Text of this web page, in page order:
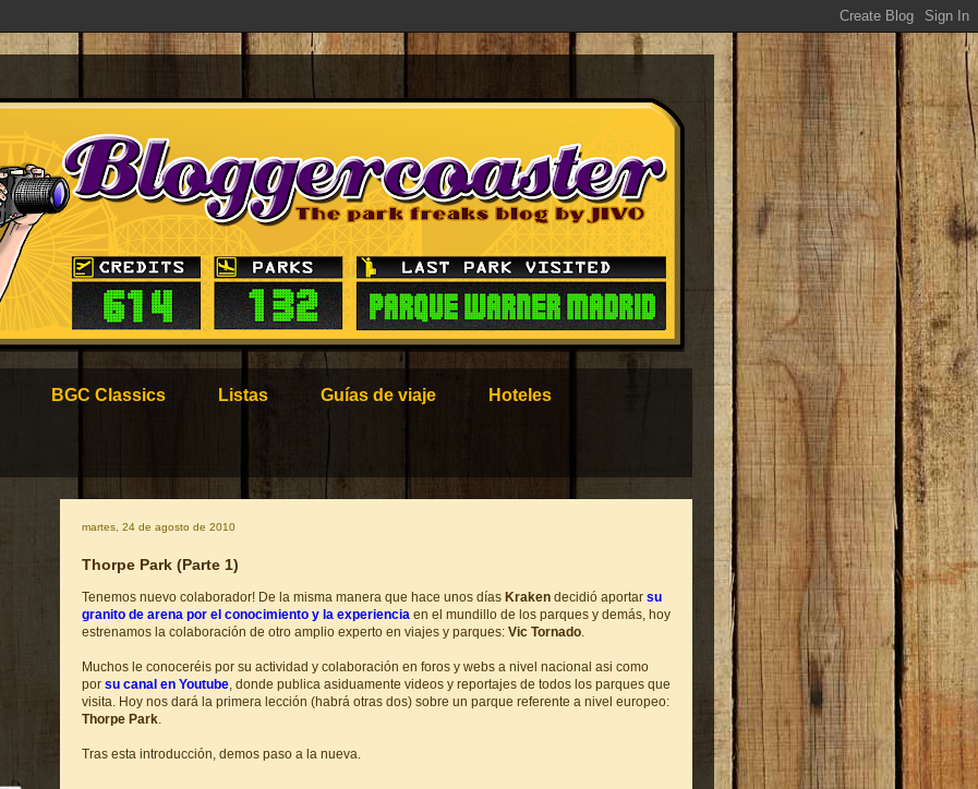
BGC Classics Listas Guías de viaje Hoteles
martes, 24 de agosto de 2010
Thorpe Park (Parte 1)
Tenemos nuevo colaborador! De la misma manera que hace unos días Kraken decidió aportar su
granito de arena por el conocimiento y la experiencia en el mundillo de los parques y demás, hoy
estrenamos la colaboración de otro amplio experto en viajes y parques: Vic Tornado.
Muchos le conoceréis por su actividad y colaboración en foros y webs a nivel nacional asi como
por su canal en Youtube, donde publica asiduamente videos y reportajes de todos los parques que
visita. Hoy nos dará la primera lección (habrá otras dos) sobre un parque referente a nivel europeo:
Thorpe Park.
Tras esta introducción, demos paso a la nueva.